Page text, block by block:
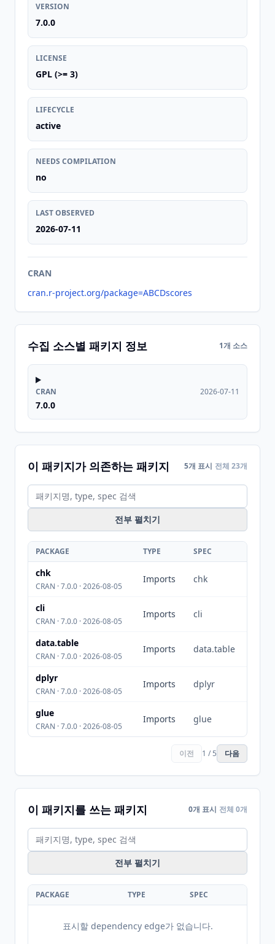
VERSION
7.0.0
LICENSE
GPL (>= 3)
LIFECYCLE
active
NEEDS COMPILATION
no
LAST OBSERVED
2026-07-11
CRAN
cran.r-project.org/package=ABCDscores
수집 소스별 패키지 정보 1개 소스
CRAN
7.0.0
2026-07-11
이 패키지가 의존하는 패키지 5개 표시 전체 23개
전부 펼치기
PACKAGE TYPE SPEC
chk
CRAN · 7.0.0 · 2026-08-05
Imports chk
cli
CRAN · 7.0.0 · 2026-08-05
Imports cli
data.table
CRAN · 7.0.0 · 2026-08-05
Imports data.table
dplyr
CRAN · 7.0.0 · 2026-08-05
Imports dplyr
glue
CRAN · 7.0.0 · 2026-08-05
Imports glue
이전 1 / 5 다음
이 패키지를 쓰는 패키지 0개 표시 전체 0개
전부 펼치기
PACKAGE TYPE SPEC
표시할 dependency edge가 없습니다.